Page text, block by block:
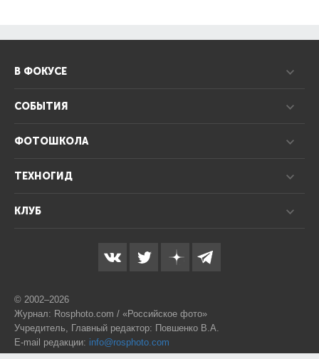
В ФОКУСЕ
СОБЫТИЯ
ФОТОШКОЛА
ТЕХНОГИД
КЛУБ
© 2002–2026
Журнал: Rosphoto.com / «Российское фото»
Учредитель, Главный редактор: Повшенко В.А.
E-mail редакции: info@rosphoto.com